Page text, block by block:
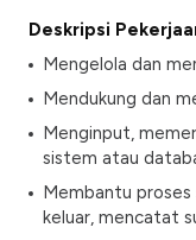
Deskripsi
Mengelola dan
Mendukung dan
Menginput,
sistem atau
Membantu
keluar, mencatat